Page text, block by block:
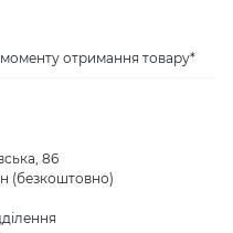
отримання товару*
86
(безкоштовно)